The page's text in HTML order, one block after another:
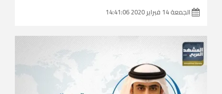
الجمعة 14 فبراير 2020 14:41:06